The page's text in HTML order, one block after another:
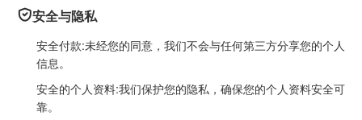
安全与隐私
安全付款:未经您的同意，我们不会与任何第三方分享您的个人
信息。
安全的个人资料:我们保护您的隐私，确保您的个人资料安全可
靠。